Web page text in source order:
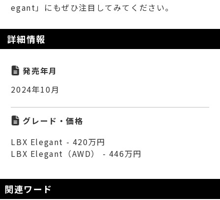
egant」にもぜひ注目してみてください。
詳細情報
発売年月
2024年10月
グレード・価格
LBX Elegant - 420万円
LBX Elegant（AWD） - 446万円
関連ワード